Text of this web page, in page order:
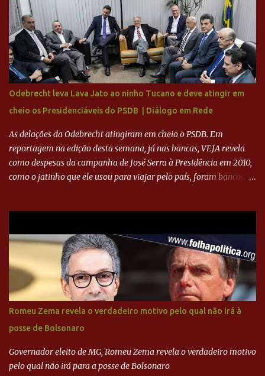
investimentos no departamento de futebol. O projeto apresentado
para a recuperação do Cruzeiro, o aporte financeiro inicial, com
Ronaldo sendo solidário à dívida de R$ 1 bilhão a partir de agora,
mais o peso que o ex-atacante tem no mundo do futebol, além de
sua história na Raposa, pesaram para que um dos mais icônicos
camisas 9 acertasse a compra do clube. Fonte: Itatiaia Fonte:
ADVOGADO DO CRUZEIRO NA SAF EXPLICA SITUAÇÃO DO
CRUZEIRO - RONALDO COMPROU 90% DAS AÇÕES DO CLUBE
Odebrecht leva Lava Jato ao ninho Tucano e deve atingir em
cheio os Presidenciáveis do PSDB | Diálogo em Rede
As delações da Odebrecht atingiram em cheio o PSDB. Em
reportagem na edição desta semana, já nas bancas, VEJA revela
como despesas da campanha de José Serra à Presidência em 2010,
como o jatinho que ele usou para viajar pelo país, foram bancadas
Executiva Nacional do PSDB (Valter Campanato/Agência Brasil) O
texto também põe fim a um mistério: três fontes confirmaram à
revista que o codinome “santo” que aparece em planilhas da
empreiteira refere-se ao governador de São Paulo, Geraldo
Alckmin (PSDB) — nenhum deles, no entanto, disse ter negociado
diretamente com o paulista. Depoimentos mostram como o
dinheiro da Odebrecht bancou a campanha de Serra em 2010 Leia
mais... A Lava Jato chega ao PSDB | VEJA.com
Romeu Zema revela o verdadeiro motivo pelo qual não irá à
posse de Bolsonaro
Governador eleito de MG, Romeu Zema revela o verdadeiro motivo
pelo qual não irá para a posse de Bolsonaro